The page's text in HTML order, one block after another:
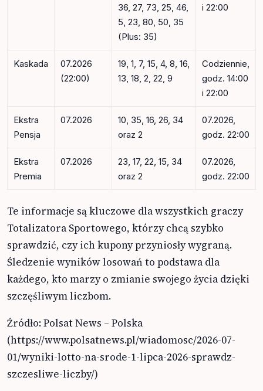
36, 27, 73, 25, 46,
5, 23, 80, 50, 35
(Plus: 35)
i 22:00
Kaskada
07.2026
(22:00)
19, 1, 7, 15, 4, 8, 16,
13, 18, 2, 22, 9
Codziennie,
godz. 14:00
i 22:00
Ekstra
Pensja
07.2026
10, 35, 16, 26, 34
oraz 2
07.2026,
godz. 22:00
Ekstra
Premia
07.2026
23, 17, 22, 15, 34
oraz 2
07.2026,
godz. 22:00
Te informacje są kluczowe dla wszystkich graczy
Totalizatora Sportowego, którzy chcą szybko
sprawdzić, czy ich kupony przyniosły wygraną.
Śledzenie wyników losowań to podstawa dla
każdego, kto marzy o zmianie swojego życia dzięki
szczęśliwym liczbom.
Źródło: Polsat News – Polska
(https://www.polsatnews.pl/wiadomosc/2026-07-
01/wyniki-lotto-na-srode-1-lipca-2026-sprawdz-
szczesliwe-liczby/)